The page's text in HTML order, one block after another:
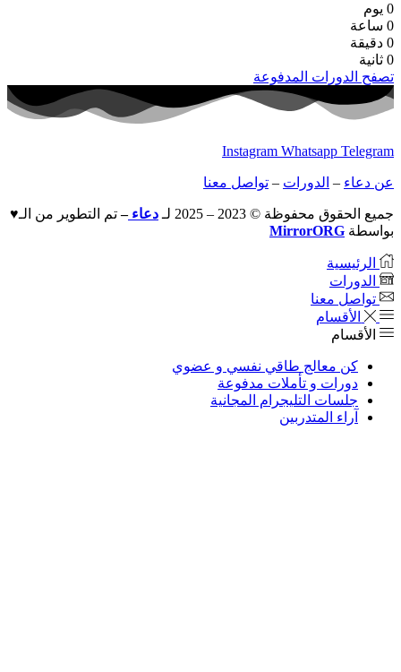
0 يوم
0 ساعة
0 دقيقة
0 ثانية
تصفح الدورات المدفوعة
Instagram Whatsapp Telegram
عن دعاء – الدورات – تواصل معنا
جميع الحقوق محفوظة © 2023 – 2025 لـ دعاء–تم التطوير من الـ♥
بواسطة MirrorORG
الرئيسية
الدورات
تواصل معنا
الأقسام
الأقسام
كن معالج طاقي نفسي و عضوي
دورات و تأملات مدفوعة
جلسات التليجرام المجانية
آراء المتدربين